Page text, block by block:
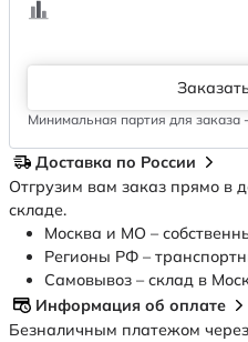
Минимальная партия для заказа
Доставка по России
Отгрузим вам заказ прямо в
складе.
Москва и МО –
Регионы РФ –
Самовывоз – склад в
Информация об оплате
Безналичным платежом